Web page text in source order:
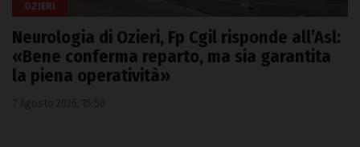
OZIERI
Neurologia di Ozieri, Fp Cgil risponde all’Asl:
«Bene conferma reparto, ma sia garantita
la piena operatività»